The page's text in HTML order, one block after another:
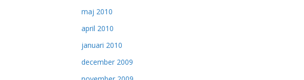
maj 2010
april 2010
januari 2010
december 2009